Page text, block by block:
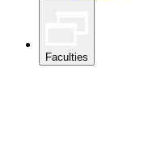
Faculties